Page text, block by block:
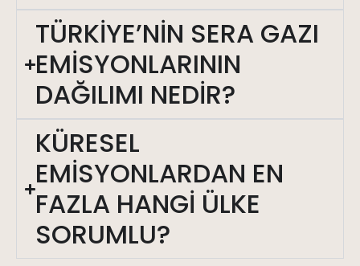
TÜRKİYE’NİN SERA GAZI
EMİSYONLARININ
DAĞILIMI NEDİR?
KÜRESEL
EMİSYONLARDAN EN
FAZLA HANGİ ÜLKE
SORUMLU?